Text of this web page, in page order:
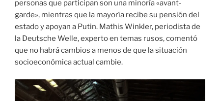
personas que participan son una minoría «avant-
garde», mientras que la mayoría recibe su pensión del
estado y apoyan a Putin. Mathis Winkler, periodista de
la Deutsche Welle, experto en temas rusos, comentó
que no habrá cambios a menos de que la situación
socioeconómica actual cambie.